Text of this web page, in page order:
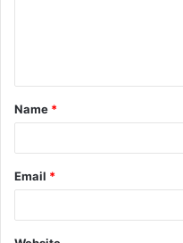
t
*
Name *
Email *